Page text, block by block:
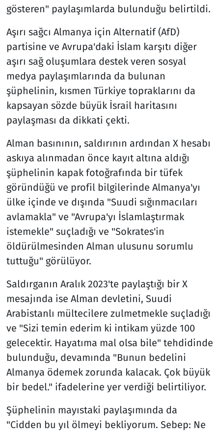
gösteren" paylaşımlarda bulunduğu belirtildi.
Aşırı sağcı Almanya için Alternatif (AfD)
partisine ve Avrupa'daki İslam karşıtı diğer
aşırı sağ oluşumlara destek veren sosyal
medya paylaşımlarında da bulunan
şüphelinin, kısmen Türkiye topraklarını da
kapsayan sözde büyük İsrail haritasını
paylaşması da dikkati çekti.
Alman basınının, saldırının ardından X hesabı
askıya alınmadan önce kayıt altına aldığı
şüphelinin kapak fotoğrafında bir tüfek
göründüğü ve profil bilgilerinde Almanya'yı
ülke içinde ve dışında "Suudi sığınmacıları
avlamakla" ve "Avrupa'yı İslamlaştırmak
istemekle" suçladığı ve "Sokrates'in
öldürülmesinden Alman ulusunu sorumlu
tuttuğu" görülüyor.
Saldırganın Aralık 2023'te paylaştığı bir X
mesajında ise Alman devletini, Suudi
Arabistanlı mültecilere zulmetmekle suçladığı
ve "Sizi temin ederim ki intikam yüzde 100
gelecektir. Hayatıma mal olsa bile" tehdidinde
bulunduğu, devamında "Bunun bedelini
Almanya ödemek zorunda kalacak. Çok büyük
bir bedel." ifadelerine yer verdiği belirtiliyor.
Şüphelinin mayıstaki paylaşımında da
"Cidden bu yıl ölmeyi bekliyorum. Sebep: Ne